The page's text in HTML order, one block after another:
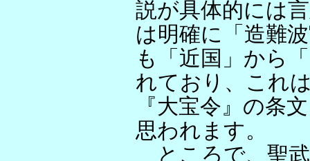
説が具体的には
は明確に「造難
も「近国」から
れており、これ
『大宝令』の条
思われます。
ところで、聖